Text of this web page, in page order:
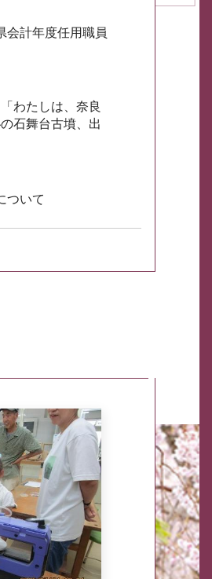
会計年度任用職員
わたしは、奈良
石舞台古墳、出
ついて